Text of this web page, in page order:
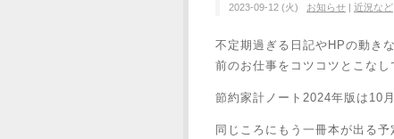
2023-09-12 (火) お知らせ 近況など
不定期過ぎる日記やHPの動き
前のお仕事をコツコツとこなし
節約家計ノート2024年版は10
同じころにもう一冊本が出る